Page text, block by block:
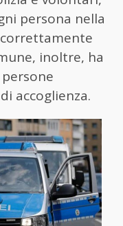
persona nella
inoltre, ha
accoglienza.